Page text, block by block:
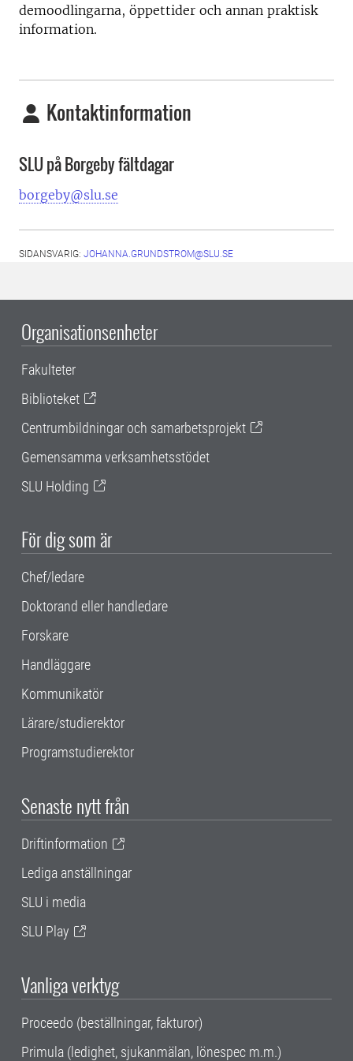
demoodlingarna, öppettider och annan praktisk
information.
Kontaktinformation
SLU på Borgeby fältdagar
borgeby@slu.se
SIDANSVARIG: JOHANNA.GRUNDSTROM@SLU.SE
Organisationsenheter
Fakulteter
Biblioteket
Centrumbildningar och samarbetsprojekt
Gemensamma verksamhetsstödet
SLU Holding
För dig som är
Chef/ledare
Doktorand eller handledare
Forskare
Handläggare
Kommunikatör
Lärare/studierektor
Programstudierektor
Senaste nytt från
Driftinformation
Lediga anställningar
SLU i media
SLU Play
Vanliga verktyg
Proceedo (beställningar, fakturor)
Primula (ledighet, sjukanmälan, lönespec m.m.)